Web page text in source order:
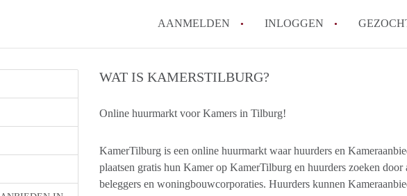
AANMELDEN INLOGGEN
Berekent
Alle veelgestelde
WAT IS KAMERSTILBURG?
Online huurmarkt voor Kamers in Tilburg!
​KamerTilburg is een online huurmarkt waar huurders en
plaatsen gratis hun ​Kamer op KamerTilburg en huurders zoeken
beleggers en woningbouwcorporaties. Huurders kunnen